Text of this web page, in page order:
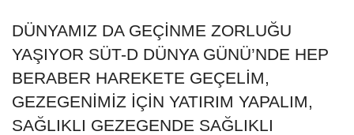
DÜNYAMIZ DA GEÇİNME ZORLUĞU
YAŞIYOR SÜT-D DÜNYA GÜNÜ’NDE HEP
BERABER HAREKETE GEÇELİM,
GEZEGENİMİZ İÇİN YATIRIM YAPALIM,
SAĞLIKLI GEZEGENDE SAĞLIKLI